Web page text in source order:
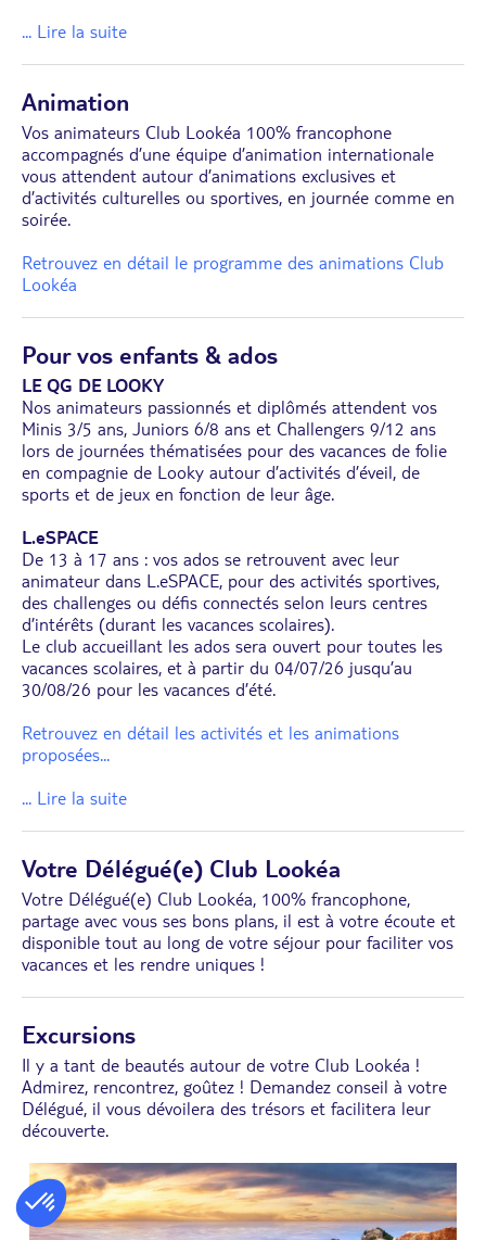
... Lire la suite
Animation
Vos animateurs Club Lookéa 100% francophone
accompagnés d’une équipe d’animation internationale
vous attendent autour d’animations exclusives et
d’activités culturelles ou sportives, en journée comme en
soirée.
Retrouvez en détail le programme des animations Club
Lookéa
Pour vos enfants & ados
LE QG DE LOOKY
Nos animateurs passionnés et diplômés attendent vos
Minis 3/5 ans, Juniors 6/8 ans et Challengers 9/12 ans
lors de journées thématisées pour des vacances de folie
en compagnie de Looky autour d’activités d’éveil, de
sports et de jeux en fonction de leur âge.
L.eSPACE
De 13 à 17 ans : vos ados se retrouvent avec leur
animateur dans L.eSPACE, pour des activités sportives,
des challenges ou défis connectés selon leurs centres
d’intérêts (durant les vacances scolaires).
Le club accueillant les ados sera ouvert pour toutes les
vacances scolaires, et à partir du 04/07/26 jusqu’au
30/08/26 pour les vacances d’été.
Retrouvez en détail les activités et les animations
proposées...
... Lire la suite
Votre Délégué(e) Club Lookéa
Votre Délégué(e) Club Lookéa, 100% francophone,
partage avec vous ses bons plans, il est à votre écoute et
disponible tout au long de votre séjour pour faciliter vos
vacances et les rendre uniques !
Excursions
Il y a tant de beautés autour de votre Club Lookéa !
Admirez, rencontrez, goûtez ! Demandez conseil à votre
Délégué, il vous dévoilera des trésors et facilitera leur
découverte.